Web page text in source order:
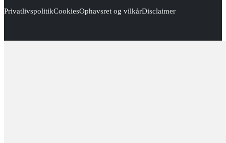
PrivatlivspolitikCookiesOphavsret og vilkårDisclaimer